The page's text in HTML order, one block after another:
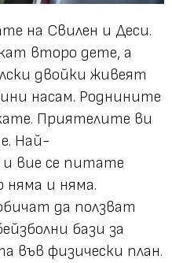
на Свилен и Деси.
второ дете, а
двойки живеят
насам. Роднините
Приятелите ви
Най-
вие се питате
няма и няма.
да ползват
бази за
във физически план.